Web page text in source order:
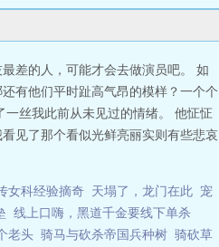
差的人，可能才会去做演员吧。 如
有他们平时趾高气昂的模样？一个个
丝我此前从未见过的情绪。 他怔怔
见了那个看似光鲜亮丽实则有些悲哀
女科经验摘奇 天塌了，龙门在此 宠
线上口嗨，黑道千金要线下单杀
老头 骑马与砍杀帝国兵种树 骑砍草